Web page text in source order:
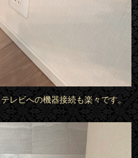
レビへの機器接続も楽々です。